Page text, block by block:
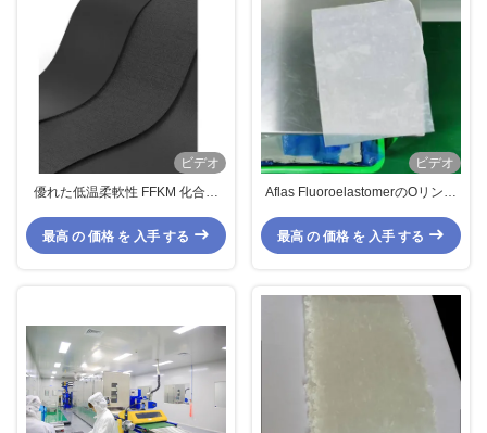
ビデオ
優れた低温柔軟性 FFKM 化合物
最高 の 価格 を 入手 する
ビデオ
Aflas FluoroelastomerのOリング
最高 の 価格 を 入手 する